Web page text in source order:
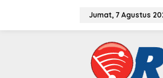
Jumat, 7 Agustus